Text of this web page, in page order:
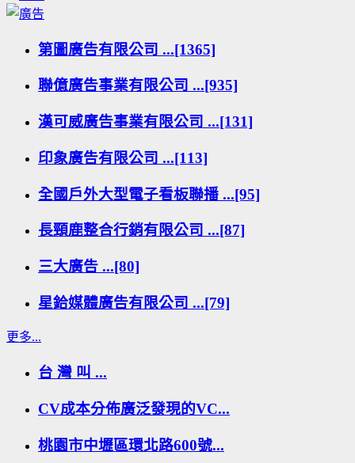
第圖廣告有限公司 ...[1365]
聯億廣告事業有限公司 ...[935]
漢可威廣告事業有限公司 ...[131]
印象廣告有限公司 ...[113]
全國戶外大型電子看板聯播 ...[95]
長頸鹿整合行銷有限公司 ...[87]
三大廣告 ...[80]
星鉿媒體廣告有限公司 ...[79]
更多...
台 灣 叫 ...
CV成本分佈廣泛發現的VC...
桃園市中壢區環北路600號...